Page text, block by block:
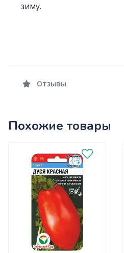
зиму.
Отзывы
Похожие товары